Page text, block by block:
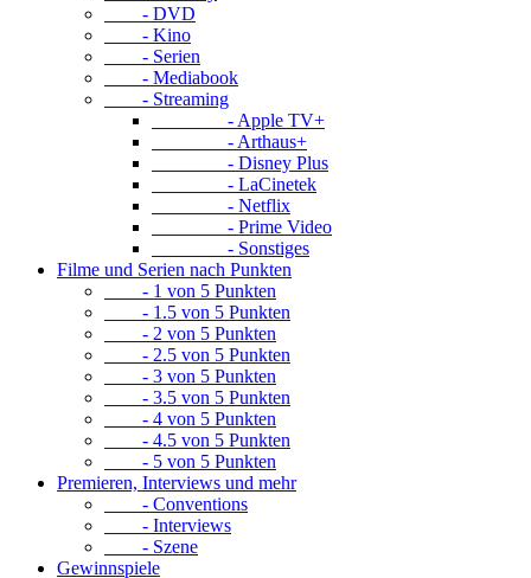
- DVD
- Kino
- Serien
- Mediabook
- Streaming
- Apple TV+
- Arthaus+
- Disney Plus
- LaCinetek
- Netflix
- Prime Video
- Sonstiges
Filme und Serien nach Punkten
- 1 von 5 Punkten
- 1.5 von 5 Punkten
- 2 von 5 Punkten
- 2.5 von 5 Punkten
- 3 von 5 Punkten
- 3.5 von 5 Punkten
- 4 von 5 Punkten
- 4.5 von 5 Punkten
- 5 von 5 Punkten
Premieren, Interviews und mehr
- Conventions
- Interviews
- Szene
Gewinnspiele